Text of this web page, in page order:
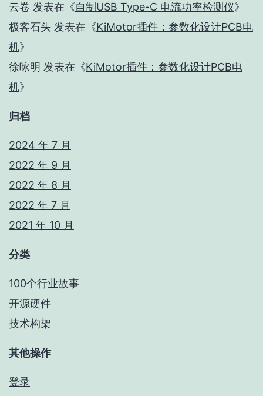
云卷 发表在《自制USB Type-C 电流功率检测仪》
极客石头 发表在《KiMotor插件：参数化设计PCB电
机》
徐咏明 发表在《KiMotor插件：参数化设计PCB电
机》
归档
2024 年 7 月
2022 年 9 月
2022 年 8 月
2022 年 7 月
2021 年 10 月
分类
100个行业故事
开源硬件
技术构架
其他操作
登录